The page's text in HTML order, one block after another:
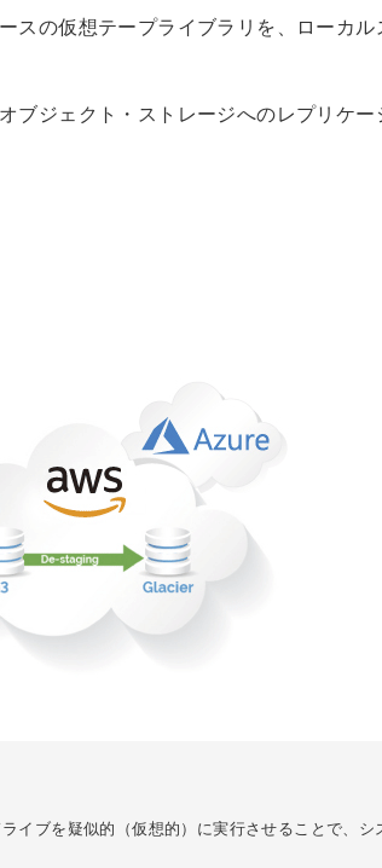
スの仮想テープライブラリを、ローカル
ブジェクト・ストレージへのレプリケー
イブを疑似的（仮想的）に実行させることで、シ